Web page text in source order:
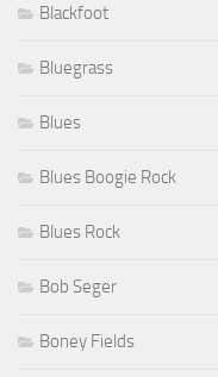
Blackfoot
Bluegrass
Blues
Blues Boogie Rock
Blues Rock
Bob Seger
Boney Fields